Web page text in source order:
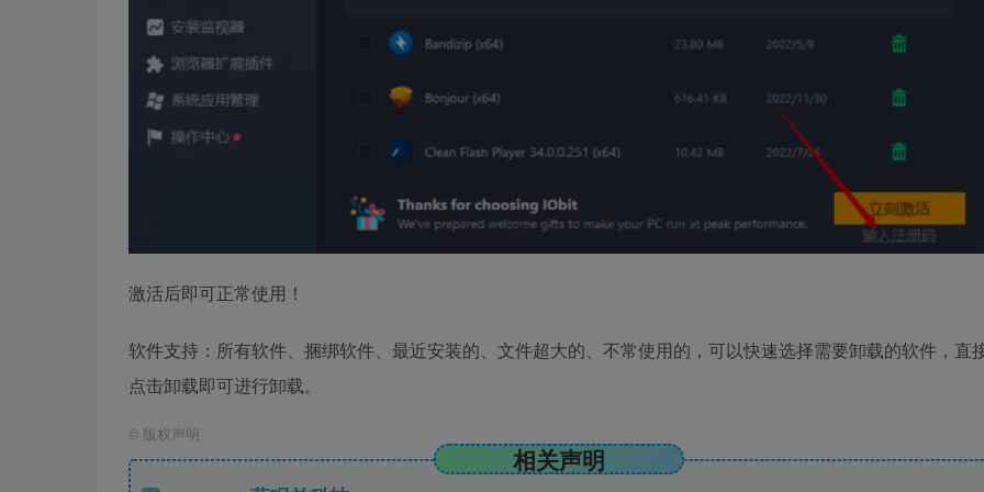
激活后即可正常使用！
软件支持：所有软件、捆绑软件、最近安装的、文件超大的、不常使用的，可以快速选择需要卸载的软件，直
点击卸载即可进行卸载。
© 版权声明
相关声明